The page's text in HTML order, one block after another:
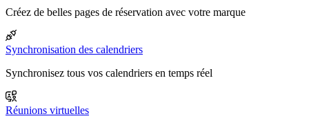
Créez de belles pages de réservation avec votre marque
Synchronisation des calendriers
Synchronisez tous vos calendriers en temps réel
Réunions virtuelles